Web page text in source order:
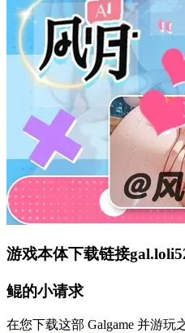
游戏本体下载链接
鲲的小请求
在您下载这部 Galgame 并游玩